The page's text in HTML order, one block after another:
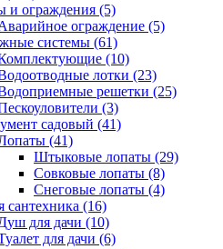
и ограждения (5)
ограждение (5)
системы (61)
(10)
лотки (23)
решетки (25)
(3)
садовый (41)
(41)
Штыковые лопаты (29)
Совковые лопаты (8)
Снеговые лопаты (4)
сантехника (16)
для дачи (10)
для дачи (6)